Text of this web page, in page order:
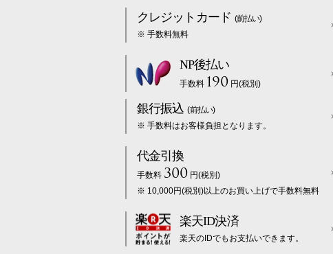
クレジットカード (前払い)
※ 手数料無料
NP後払い
手数料 190 円(税別)
銀行振込 (前払い)
※ 手数料はお客様負担となります。
代金引換
手数料 300 円(税別)
※ 10,000円(税別)以上のお買い上げで手数料無料
楽天ID決済
楽天のIDでもお支払いできます。